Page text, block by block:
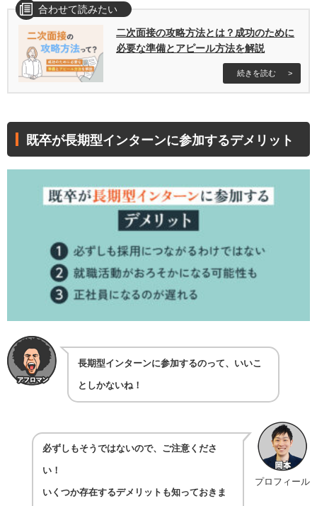
合わせて読みたい
二次面接の攻略方法とは？成功のために
必要な準備とアピール方法を解説
続きを読む
既卒が長期型インターンに参加するデメリット
長期型インターンに参加するのって、いいこ
としかないね！
プロフィール
必ずしもそうではないので、ご注意くださ
い！
いくつか存在するデメリットも知っておきま